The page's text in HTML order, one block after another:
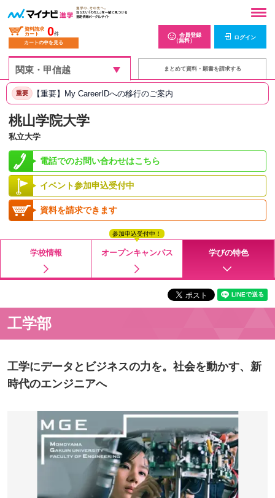
資料請求
カート
0件
カートの中を見る
会員登録
（無料）
ログイン
まとめて資料・願書を請求する
重要 【重要】My CareerIDへの移行のご案内
桃山学院大学
私立大学
電話でのお問い合わせはこちら
イベント参加申込受付中
資料を請求できます
学校情報 オープンキャンパス
参加申込受付中！
学びの特色
工学部
工学にデータとビジネスの力を。社会を動かす、新
時代のエンジニアへ